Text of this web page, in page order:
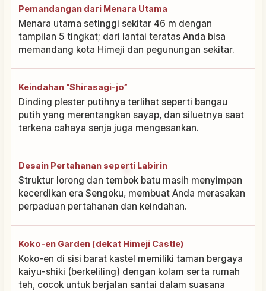
Pemandangan dari Menara Utama
Menara utama setinggi sekitar 46 m dengan
tampilan 5 tingkat; dari lantai teratas Anda bisa
memandang kota Himeji dan pegunungan sekitar.
Keindahan “Shirasagi-jo”
Dinding plester putihnya terlihat seperti bangau
putih yang merentangkan sayap, dan siluetnya saat
terkena cahaya senja juga mengesankan.
Desain Pertahanan seperti Labirin
Struktur lorong dan tembok batu masih menyimpan
kecerdikan era Sengoku, membuat Anda merasakan
perpaduan pertahanan dan keindahan.
Koko-en Garden (dekat Himeji Castle)
Koko-en di sisi barat kastel memiliki taman bergaya
kaiyu-shiki (berkeliling) dengan kolam serta rumah
teh, cocok untuk berjalan santai dalam suasana